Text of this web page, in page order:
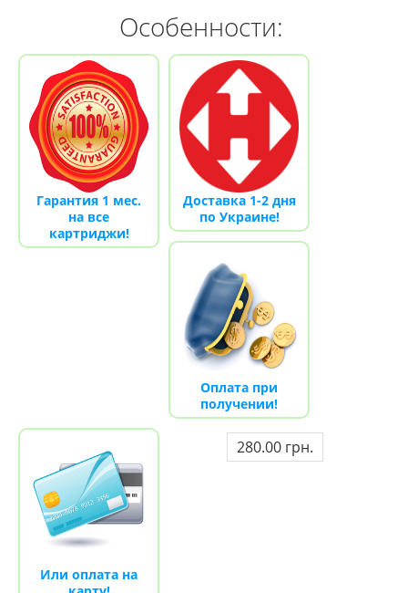
Особенности:
Гарантия 1 мес.
на все
картриджи!
Доставка 1-2 дня
по Украине!
Оплата при
получении!
Или оплата на
280.00 грн.